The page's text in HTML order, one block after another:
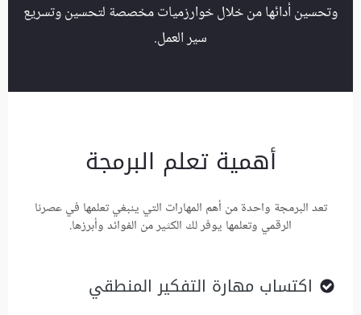
وتحسين أدائها من خلال خوارزميات مخصصة لتحسين وتسريع
سير العمل.
أهمية تعلم البرمجة
تعد البرمجة واحدة من أهم المهارات التي ينبغي تعلمها في عصرنا
الرقمي وتعلمها يوفر لك الكثير من الفوائد وأبرزها.
اكتساب مهارة التفكير المنطقي